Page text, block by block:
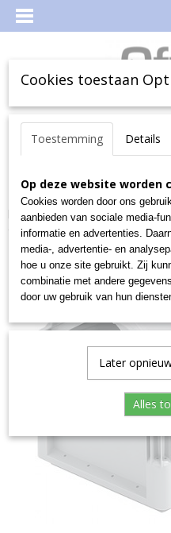
Inloggen Registreren
Home >Magazijn>
Magazijnbakken>Euro-fix-
lichtgewicht met deksel 6120,
Cookies toestaan
Toestemming Details
Op deze website worden
Cookies worden door ons
aanbieden van sociale media-
informatie en advertenties.
media-, advertentie- en
hoe u onze site gebruikt. Zij
combinatie met andere
door uw gebruik van hun
Later
Alles